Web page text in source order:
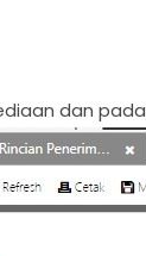
dan pada